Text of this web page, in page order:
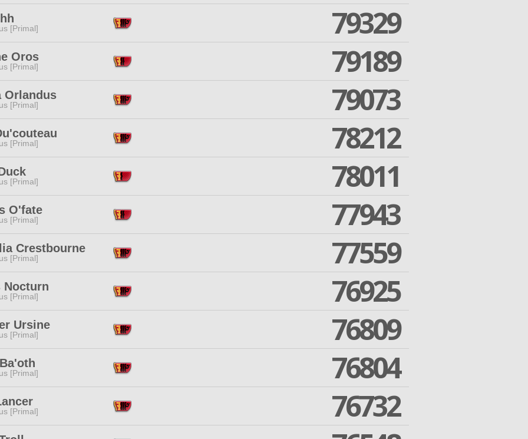
[Primal] 79329
Oros
[Primal] 79189
Orlandus
[Primal] 79073
[Primal] 78212
[Primal] 78011
O'fate
[Primal] 77943
Crestbourne
[Primal] 77559
Nocturn
[Primal] 76925
Ursine
[Primal] 76809
[Primal] 76804
[Primal] 76732